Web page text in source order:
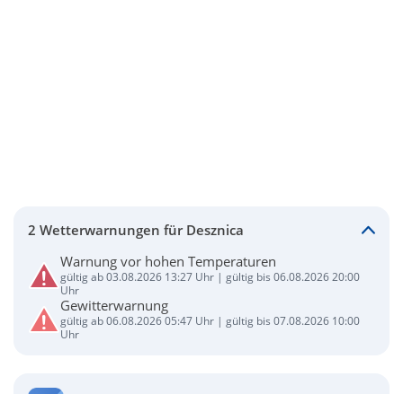
2 Wetterwarnungen für Desznica
Warnung vor hohen Temperaturen
gültig ab 03.08.2026 13:27 Uhr | gültig bis 06.08.2026 20:00
Uhr
Gewitterwarnung
gültig ab 06.08.2026 05:47 Uhr | gültig bis 07.08.2026 10:00
Uhr